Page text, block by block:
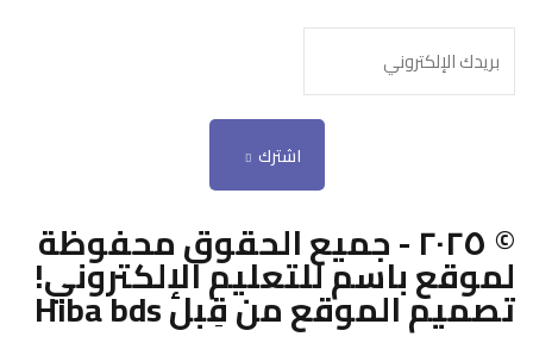
اشترك
© ٢٠٢٥ - جميع الحقوق محفوظة
لموقع باسم للتعليم الإلكتروني!
تصميم الموقع من قِبل Hiba bds